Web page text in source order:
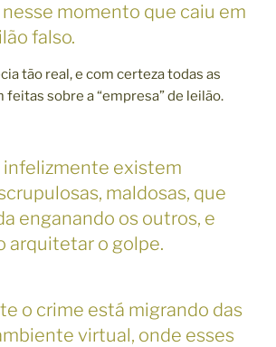
momento que caiu em
falso.
tão real, e com certeza todas as
feitas sobre a “empresa” de leilão.
infelizmente existem
maldosas, que
enganando os outros, e
arquitetar o golpe.
o crime está migrando das
virtual, onde esses